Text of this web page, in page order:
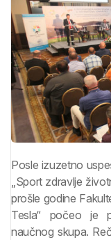
Posle izuzetno
„Sport zdravlje
prošle godine
Tesla“ počeo je
naučnog skupa.